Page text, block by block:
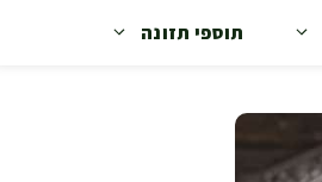
תוספי תזונה